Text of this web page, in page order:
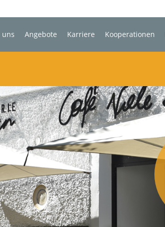
uns Angebote Karriere Kooperationen